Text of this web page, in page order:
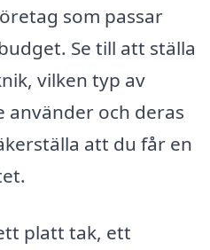
som passar
Se till att ställa
vilken typ av
använder och deras
att du får en
platt tak, ett